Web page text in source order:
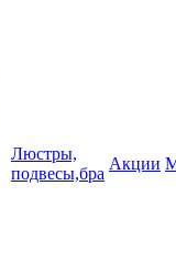
Люстры,
подвесы,бра
Акции